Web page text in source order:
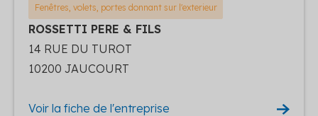
Fenêtres, volets, portes donnant sur l'exterieur
ROSSETTI PERE & FILS
14 RUE DU TUROT
10200 JAUCOURT
Voir la fiche de l'entreprise